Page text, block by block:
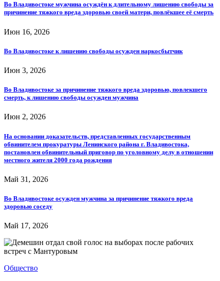
Во Владивостоке мужчина осуждён к длительному лишению свободы за
причинение тяжкого вреда здоровью своей матери, повлёкшее её смерть
Июн 16, 2026
Во Владивостоке к лишению свободы осужден наркосбытчик
Июн 3, 2026
Во Владивостоке за причинение тяжкого вреда здоровью, повлекшего
смерть, к лишению свободы осужден мужчина
Июн 2, 2026
На основании доказательств, представленных государственным
обвинителем прокуратуры Ленинского района г. Владивостока,
постановлен обвинительный приговор по уголовному делу в отношении
местного жителя 2000 года рождения
Май 31, 2026
Во Владивостоке осужден мужчина за причинение тяжкого вреда
здоровью соседу
Май 17, 2026
Общество